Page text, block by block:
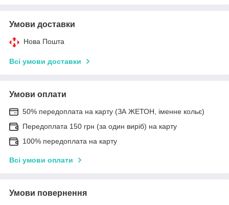
Умови доставки
Нова Пошта
Всі умови доставки
Умови оплати
50% передоплата на карту (ЗА ЖЕТОН, іменне кольє)
Передоплата 150 грн (за один виріб) на карту
100% передоплата на карту
Всі умови оплати
Умови повернення